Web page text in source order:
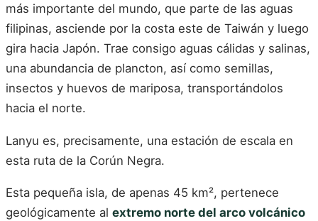
más importante del mundo, que parte de las aguas
filipinas, asciende por la costa este de Taiwán y luego
gira hacia Japón. Trae consigo aguas cálidas y salinas,
una abundancia de plancton, así como semillas,
insectos y huevos de mariposa, transportándolos
hacia el norte.
Lanyu es, precisamente, una estación de escala en
esta ruta de la Corún Negra.
Esta pequeña isla, de apenas 45 km², pertenece
geológicamente al extremo norte del arco volcánico